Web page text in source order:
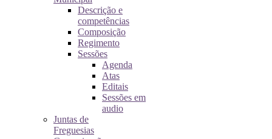
Descrição e
competências
Composição
Regimento
Sessões
Agenda
Atas
Editais
Sessões em
audio
Juntas de
Freguesias